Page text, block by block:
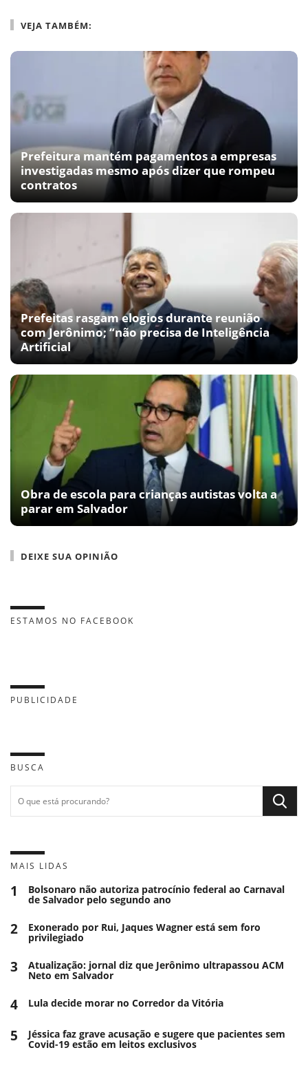
VEJA TAMBÉM:
Prefeitura mantém pagamentos a empresas
investigadas mesmo após dizer que rompeu
contratos
Prefeitas rasgam elogios durante reunião
com Jerônimo; “não precisa de Inteligência
Artificial
Obra de escola para crianças autistas volta a
parar em Salvador
DEIXE SUA OPINIÃO
ESTAMOS NO FACEBOOK
PUBLICIDADE
BUSCA
MAIS LIDAS
1 Bolsonaro não autoriza patrocínio federal ao Carnaval
de Salvador pelo segundo ano
2 Exonerado por Rui, Jaques Wagner está sem foro
privilegiado
3 Atualização: jornal diz que Jerônimo ultrapassou ACM
Neto em Salvador
4 Lula decide morar no Corredor da Vitória
5 Jéssica faz grave acusação e sugere que pacientes sem
Covid-19 estão em leitos exclusivos